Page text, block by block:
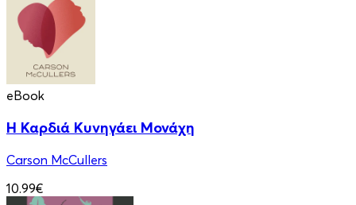
eBook
Η Καρδιά Κυνηγάει Μονάχη
Carson McCullers
10.99€